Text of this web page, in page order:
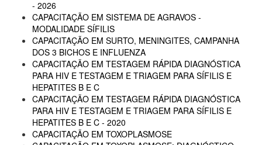
- 2026
CAPACITAÇÃO EM SISTEMA DE AGRAVOS -
MODALIDADE SÍFILIS
CAPACITAÇÃO EM SURTO, MENINGITES, CAMPANHA
DOS 3 BICHOS E INFLUENZA
CAPACITAÇÃO EM TESTAGEM RÁPIDA DIAGNÓSTICA
PARA HIV E TESTAGEM E TRIAGEM PARA SÍFILIS E
HEPATITES B E C
CAPACITAÇÃO EM TESTAGEM RÁPIDA DIAGNÓSTICA
PARA HIV E TESTAGEM E TRIAGEM PARA SÍFILIS E
HEPATITES B E C - 2020
CAPACITAÇÃO EM TOXOPLASMOSE